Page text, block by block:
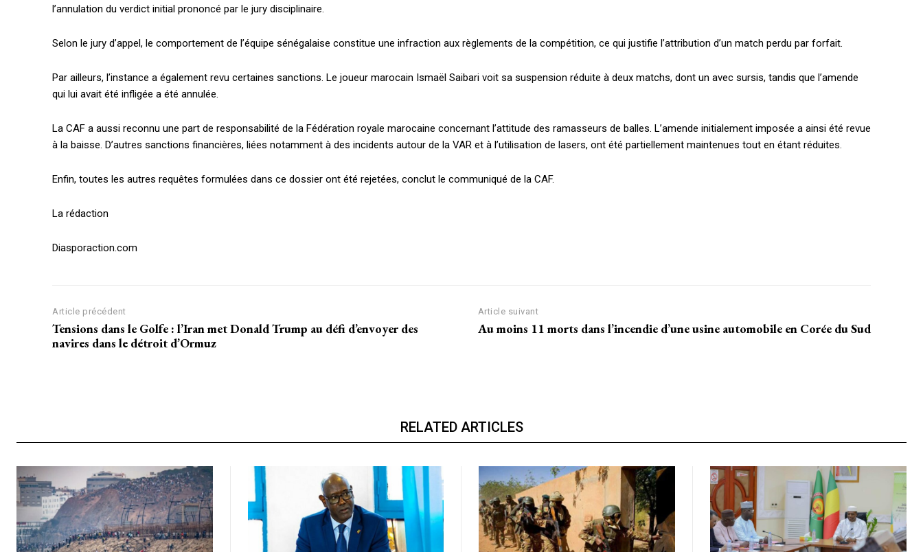
Accès gratuit
Tous les articles
Le magazine
Accès complet
Le magazine
Annonces
ANNUEL MENSUEL
l’annulation du verdict initial prononcé par le jury disciplinaire.
Selon le jury d’appel, le comportement de l’équipe sénégalaise constitue une infraction aux règlements de la compétition, ce qui justifie l’attribution d’un match perdu par forfait.
Par ailleurs, l’instance a également revu certaines sanctions. Le joueur marocain Ismaël Saibari voit sa suspension réduite à deux matchs, dont un avec sursis, tandis que l’amende
qui lui avait été infligée a été annulée.
La CAF a aussi reconnu une part de responsabilité de la Fédération royale marocaine concernant l’attitude des ramasseurs de balles. L’amende initialement imposée a ainsi été revue
à la baisse. D’autres sanctions financières, liées notamment à des incidents autour de la VAR et à l’utilisation de lasers, ont été partiellement maintenues tout en étant réduites.
Enfin, toutes les autres requêtes formulées dans ce dossier ont été rejetées, conclut le communiqué de la CAF.
La rédaction
Diasporaction.com
Article précédent
Tensions dans le Golfe : l’Iran met Donald Trump au défi d’envoyer des
navires dans le détroit d’Ormuz
Article suivant
Au moins 11 morts dans l’incendie d’une usine automobile en Corée du Sud
RELATED ARTICLES